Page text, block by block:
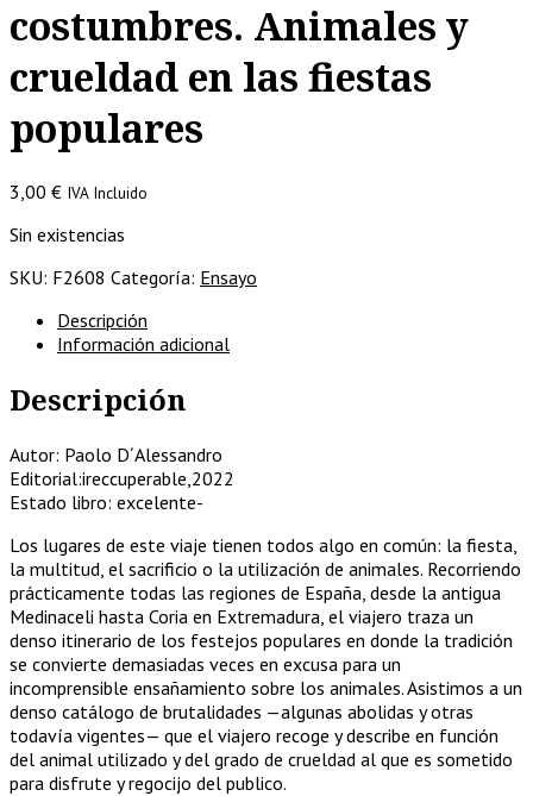
costumbres. Animales y
crueldad en las fiestas
populares
3,00 € IVA Incluido
Sin existencias
SKU: F2608 Categoría: Ensayo
Descripción
Información adicional
Descripción
Autor: Paolo D´Alessandro
Editorial:ireccuperable,2022
Estado libro: excelente-
Los lugares de este viaje tienen todos algo en común: la fiesta,
la multitud, el sacrificio o la utilización de animales. Recorriendo
prácticamente todas las regiones de España, desde la antigua
Medinaceli hasta Coria en Extremadura, el viajero traza un
denso itinerario de los festejos populares en donde la tradición
se convierte demasiadas veces en excusa para un
incomprensible ensañamiento sobre los animales. Asistimos a un
denso catálogo de brutalidades —algunas abolidas y otras
todavía vigentes— que el viajero recoge y describe en función
del animal utilizado y del grado de crueldad al que es sometido
para disfrute y regocijo del publico.